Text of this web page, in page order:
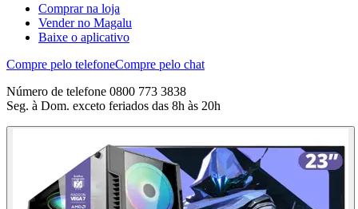
Comprar na loja
Vender no Magalu
Baixe o aplicativo
Compre pelo telefoneCompre pelo chat
Número de telefone 0800 773 3838
Seg. à Dom. exceto feriados das 8h às 20h